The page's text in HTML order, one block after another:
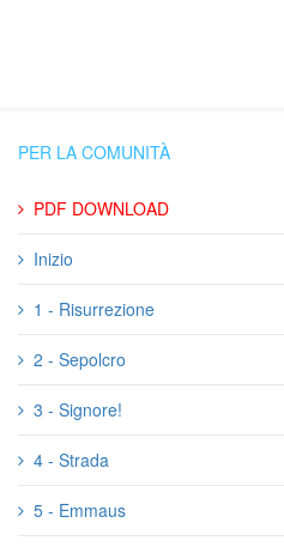
PER LA COMUNITÀ
PDF DOWNLOAD
Inizio
1 - Risurrezione
2 - Sepolcro
3 - Signore!
4 - Strada
5 - Emmaus